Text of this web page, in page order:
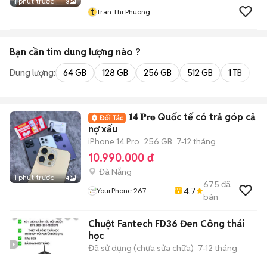
t Tran Thi Phuong
Bạn cần tìm dung lượng nào ?
Dung lượng: 64 GB 128 GB 256 GB 512 GB 1 TB
1 phút trước 4
𝟏𝟒 𝐏𝐫𝐨 Quốc tế có trả góp cả
nợ xấu
iPhone 14 Pro 256 GB 7-12 tháng
10.990.000 đ
Đà Nẵng
YourPhone 267
4.7
675 đã
bán
Chuột Fantech FD36 Đen Công thái
học
Đã sử dụng (chưa sửa chữa) 7-12 tháng